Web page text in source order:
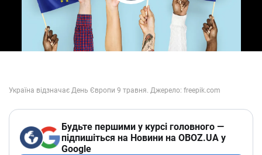
Будьте першими у курсі головного —
підпишіться на Новини на OBOZ.UA у
Google